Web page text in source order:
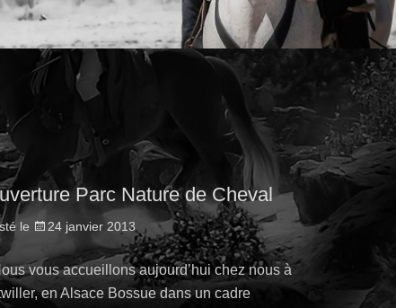
Parc Nature de Cheval
le 24 janvier 2013
vous accueillons aujourd’hui chez nous à
en Alsace Bossue dans un cadre